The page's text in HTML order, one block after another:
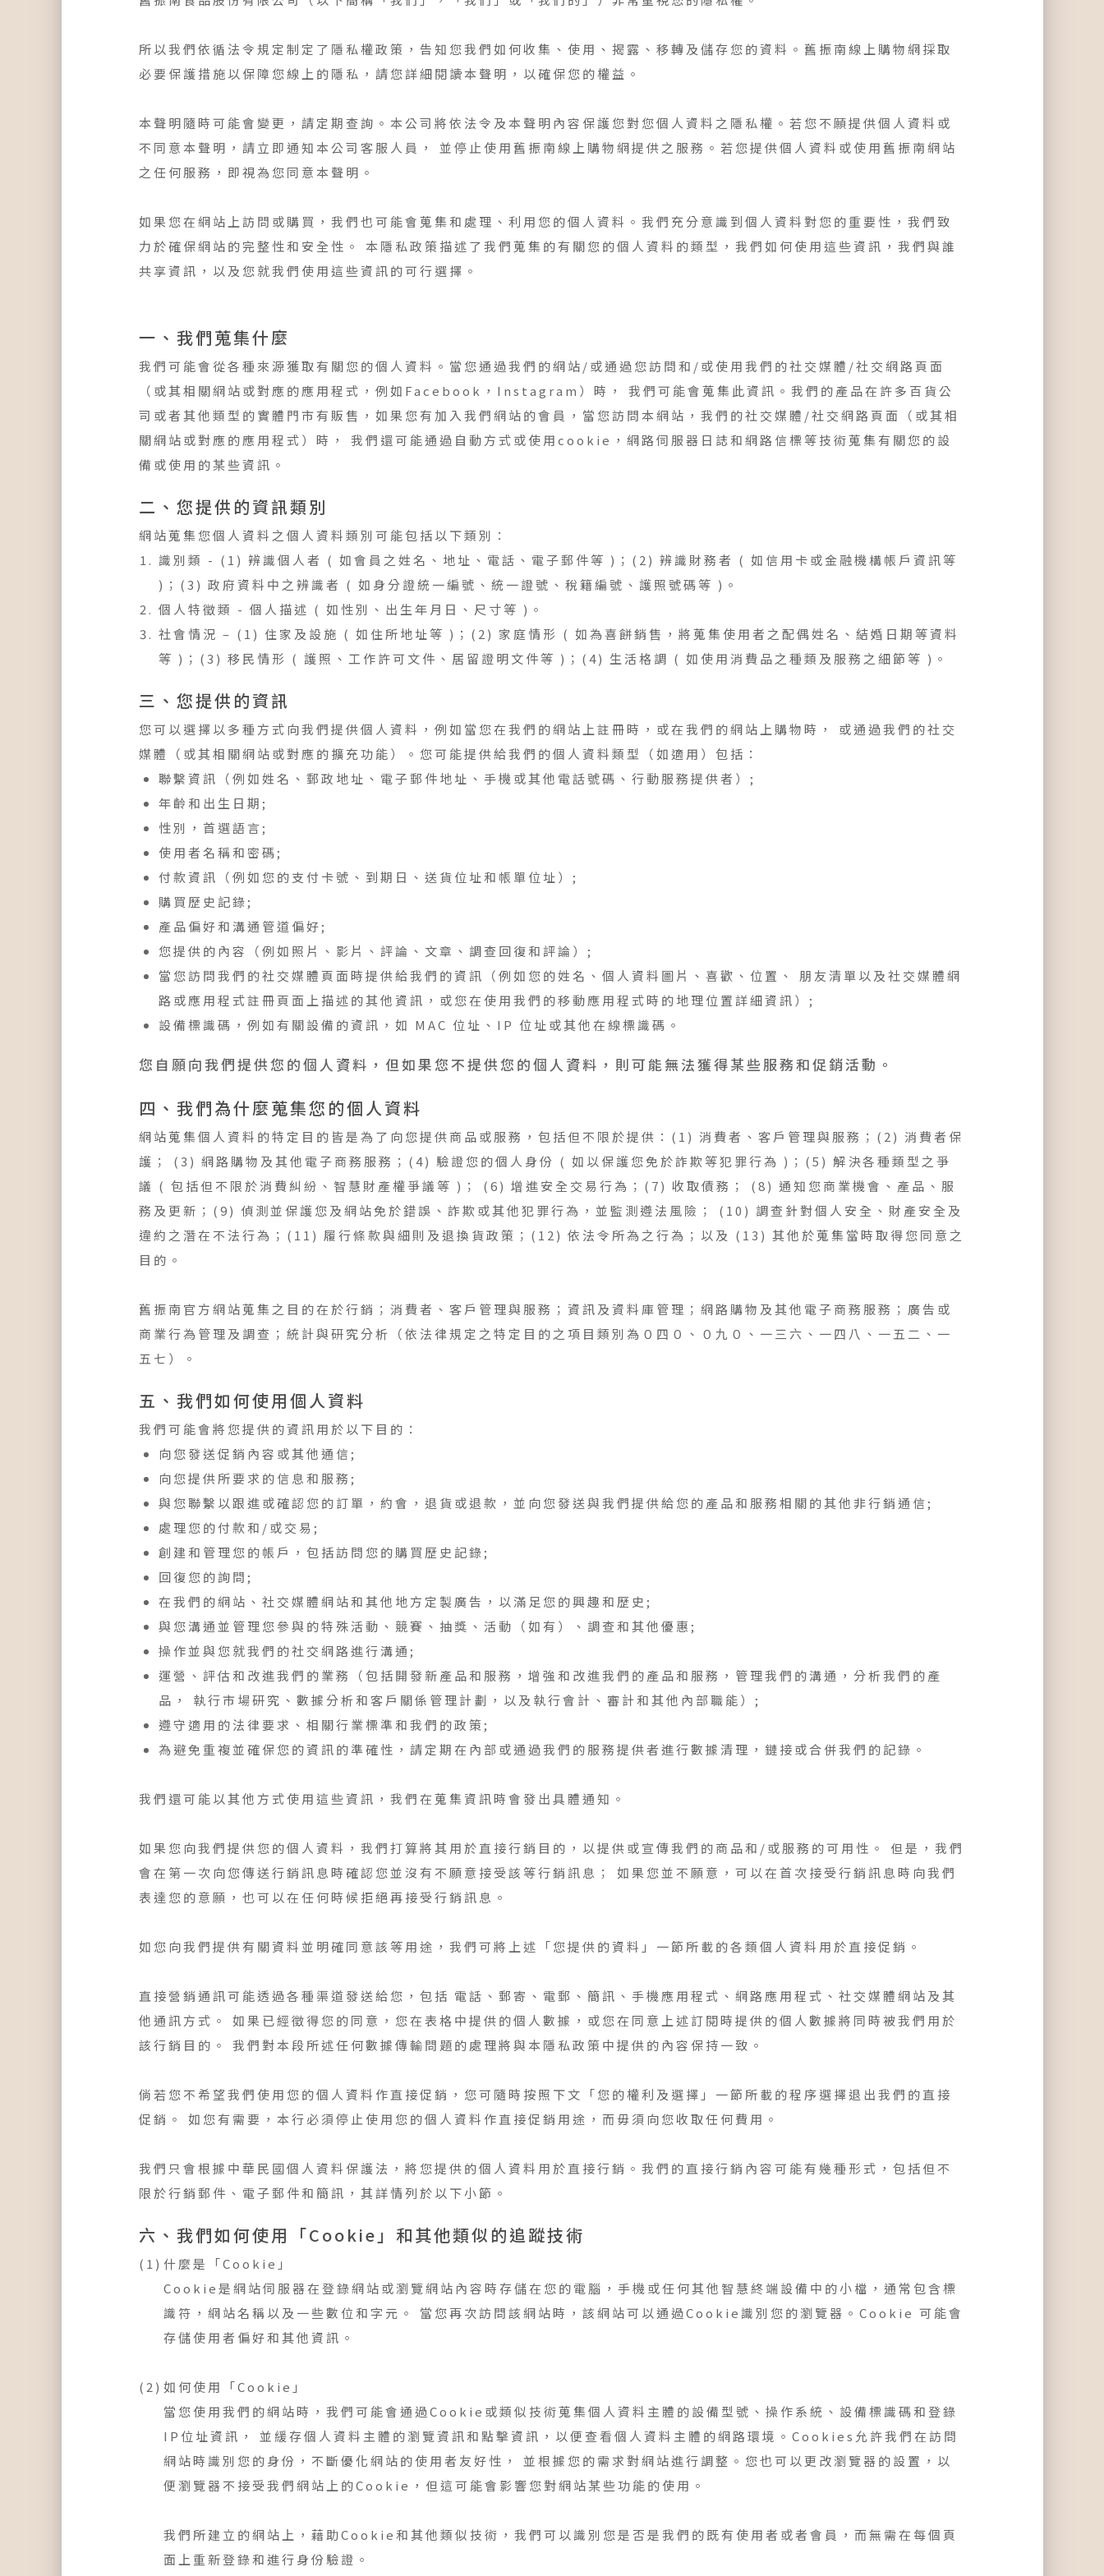
所以我們依循法令規定制定了隱私權政策，告知您我們如何收集、使用、揭露、移轉及儲存您的資料。舊振南線上購物網採取
必要保護措施以保障您線上的隱私，請您詳細閱讀本聲明，以確保您的權益。
本聲明隨時可能會變更，請定期查詢。本公司將依法令及本聲明內容保護您對您個人資料之隱私權。若您不願提供個人資料或
不同意本聲明，請立即通知本公司客服人員， 並停止使用舊振南線上購物網提供之服務。若您提供個人資料或使用舊振南網站
之任何服務，即視為您同意本聲明。
如果您在網站上訪問或購買，我們也可能會蒐集和處理、利用您的個人資料。我們充分意識到個人資料對您的重要性，我們致
力於確保網站的完整性和安全性。 本隱私政策描述了我們蒐集的有關您的個人資料的類型，我們如何使用這些資訊，我們與誰
共享資訊，以及您就我們使用這些資訊的可行選擇。
一、我們蒐集什麼
我們可能會從各種來源獲取有關您的個人資料。當您通過我們的網站/或通過您訪問和/或使用我們的社交媒體/社交網路頁面
（或其相關網站或對應的應用程式，例如Facebook，Instagram）時， 我們可能會蒐集此資訊。我們的產品在許多百貨公
司或者其他類型的實體門市有販售，如果您有加入我們網站的會員，當您訪問本網站，我們的社交媒體/社交網路頁面（或其相
關網站或對應的應用程式）時， 我們還可能通過自動方式或使用cookie，網路伺服器日誌和網路信標等技術蒐集有關您的設
備或使用的某些資訊。
二、您提供的資訊類別
網站蒐集您個人資料之個人資料類別可能包括以下類別：
識別類 - (1) 辨識個人者 ( 如會員之姓名、地址、電話、電子郵件等 )；(2) 辨識財務者 ( 如信用卡或金融機構帳戶資訊等
)；(3) 政府資料中之辨識者 ( 如身分證統一編號、統一證號、稅籍編號、護照號碼等 )。
個人特徵類 - 個人描述 ( 如性別、出生年月日、尺寸等 )。
社會情況 – (1) 住家及設施 ( 如住所地址等 )；(2) 家庭情形 ( 如為喜餅銷售，將蒐集使用者之配偶姓名、結婚日期等資料
等 )；(3) 移民情形 ( 護照、工作許可文件、居留證明文件等 )；(4) 生活格調 ( 如使用消費品之種類及服務之細節等 )。
三、您提供的資訊
您可以選擇以多種方式向我們提供個人資料，例如當您在我們的網站上註冊時，或在我們的網站上購物時， 或通過我們的社交
媒體（或其相關網站或對應的擴充功能）。您可能提供給我們的個人資料類型（如適用）包括：
聯繫資訊（例如姓名、郵政地址、電子郵件地址、手機或其他電話號碼、行動服務提供者）;
年齡和出生日期;
性別，首選語言;
使用者名稱和密碼;
付款資訊（例如您的支付卡號、到期日、送貨位址和帳單位址）;
購買歷史記錄;
產品偏好和溝通管道偏好;
您提供的內容（例如照片、影片、評論、文章、調查回復和評論）;
當您訪問我們的社交媒體頁面時提供給我們的資訊（例如您的姓名、個人資料圖片、喜歡、位置、 朋友清單以及社交媒體網
路或應用程式註冊頁面上描述的其他資訊，或您在使用我們的移動應用程式時的地理位置詳細資訊）;
設備標識碼，例如有關設備的資訊，如 MAC 位址、IP 位址或其他在線標識碼。
您自願向我們提供您的個人資料，但如果您不提供您的個人資料，則可能無法獲得某些服務和促銷活動。
四、我們為什麼蒐集您的個人資料
網站蒐集個人資料的特定目的皆是為了向您提供商品或服務，包括但不限於提供：(1) 消費者、客戶管理與服務；(2) 消費者保
護； (3) 網路購物及其他電子商務服務；(4) 驗證您的個人身份 ( 如以保護您免於詐欺等犯罪行為 )；(5) 解決各種類型之爭
議 ( 包括但不限於消費糾紛、智慧財產權爭議等 )； (6) 增進安全交易行為；(7) 收取債務； (8) 通知您商業機會、產品、服
務及更新；(9) 偵測並保護您及網站免於錯誤、詐欺或其他犯罪行為，並監測遵法風險； (10) 調查針對個人安全、財產安全及
違約之潛在不法行為；(11) 履行條款與細則及退換貨政策；(12) 依法令所為之行為；以及 (13) 其他於蒐集當時取得您同意之
目的。
舊振南官方網站蒐集之目的在於行銷；消費者、客戶管理與服務；資訊及資料庫管理；網路購物及其他電子商務服務；廣告或
商業行為管理及調查；統計與研究分析（依法律規定之特定目的之項目類別為０四０、０九０、一三六、一四八、一五二、一
五七）。
五、我們如何使用個人資料
我們可能會將您提供的資訊用於以下目的：
向您發送促銷內容或其他通信;
向您提供所要求的信息和服務;
與您聯繫以跟進或確認您的訂單，約會，退貨或退款，並向您發送與我們提供給您的產品和服務相關的其他非行銷通信;
處理您的付款和/或交易;
創建和管理您的帳戶，包括訪問您的購買歷史記錄;
回復您的詢問;
在我們的網站、社交媒體網站和其他地方定製廣告，以滿足您的興趣和歷史;
與您溝通並管理您參與的特殊活動、競賽、抽獎、活動（如有）、調查和其他優惠;
操作並與您就我們的社交網路進行溝通;
運營、評估和改進我們的業務（包括開發新產品和服務，增強和改進我們的產品和服務，管理我們的溝通，分析我們的產
品， 執行市場研究、數據分析和客戶關係管理計劃，以及執行會計、審計和其他內部職能）;
遵守適用的法律要求、相關行業標準和我們的政策;
為避免重複並確保您的資訊的準確性，請定期在內部或通過我們的服務提供者進行數據清理，鏈接或合併我們的記錄。
我們還可能以其他方式使用這些資訊，我們在蒐集資訊時會發出具體通知。
如果您向我們提供您的個人資料，我們打算將其用於直接行銷目的，以提供或宣傳我們的商品和/或服務的可用性。 但是，我們
會在第一次向您傳送行銷訊息時確認您並沒有不願意接受該等行銷訊息； 如果您並不願意，可以在首次接受行銷訊息時向我們
表達您的意願，也可以在任何時候拒絕再接受行銷訊息。
如您向我們提供有關資料並明確同意該等用途，我們可將上述「您提供的資料」一節所載的各類個人資料用於直接促銷。
直接營銷通訊可能透過各種渠道發送給您，包括 電話、郵寄、電郵、簡訊、手機應用程式、網路應用程式、社交媒體網站及其
他通訊方式。 如果已經徵得您的同意，您在表格中提供的個人數據，或您在同意上述訂閱時提供的個人數據將同時被我們用於
該行銷目的。 我們對本段所述任何數據傳輸問題的處理將與本隱私政策中提供的內容保持一致。
倘若您不希望我們使用您的個人資料作直接促銷，您可隨時按照下文「您的權利及選擇」一節所載的程序選擇退出我們的直接
促銷。 如您有需要，本行必須停止使用您的個人資料作直接促銷用途，而毋須向您收取任何費用。
我們只會根據中華民國個人資料保護法，將您提供的個人資料用於直接行銷。我們的直接行銷內容可能有幾種形式，包括但不
限於行銷郵件、電子郵件和簡訊，其詳情列於以下小節。
六、我們如何使用「Cookie」和其他類似的追蹤技術
什麼是「Cookie」
Cookie是網站伺服器在登錄網站或瀏覽網站內容時存儲在您的電腦，手機或任何其他智慧終端設備中的小檔，通常包含標
識符，網站名稱以及一些數位和字元。 當您再次訪問該網站時，該網站可以通過Cookie識別您的瀏覽器。Cookie 可能會
存儲使用者偏好和其他資訊。
如何使用「Cookie」
當您使用我們的網站時，我們可能會通過Cookie或類似技術蒐集個人資料主體的設備型號、操作系統、設備標識碼和登錄
IP位址資訊， 並緩存個人資料主體的瀏覽資訊和點擊資訊，以便查看個人資料主體的網路環境。Cookies允許我們在訪問
網站時識別您的身份，不斷優化網站的使用者友好性， 並根據您的需求對網站進行調整。您也可以更改瀏覽器的設置，以
便瀏覽器不接受我們網站上的Cookie，但這可能會影響您對網站某些功能的使用。
我們所建立的網站上，藉助Cookie和其他類似技術，我們可以識別您是否是我們的既有使用者或者會員，而無需在每個頁
面上重新登錄和進行身份驗證。